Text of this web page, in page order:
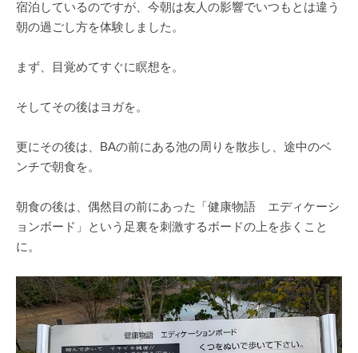
宿泊しているのですが、今朝は友人の影響でいつもとは違う
朝の過ごし方を体験しました。
まず、目覚めてすぐに瞑想を。
そしてその後はヨガを。
更にその後は、BAの前にある池の周りを散歩し、途中のベ
ンチで朝食を。
朝食の後は、偶然目の前にあった「健康物語 エディケーシ
ョンボード」という足裏を刺激するボードの上を歩くこと
に。